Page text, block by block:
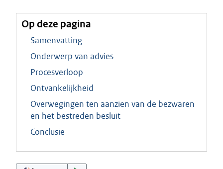
Op deze pagina
Samenvatting
Onderwerp van advies
Procesverloop
Ontvankelijkheid
Overwegingen ten aanzien van de bezwaren
en het bestreden besluit
Conclusie